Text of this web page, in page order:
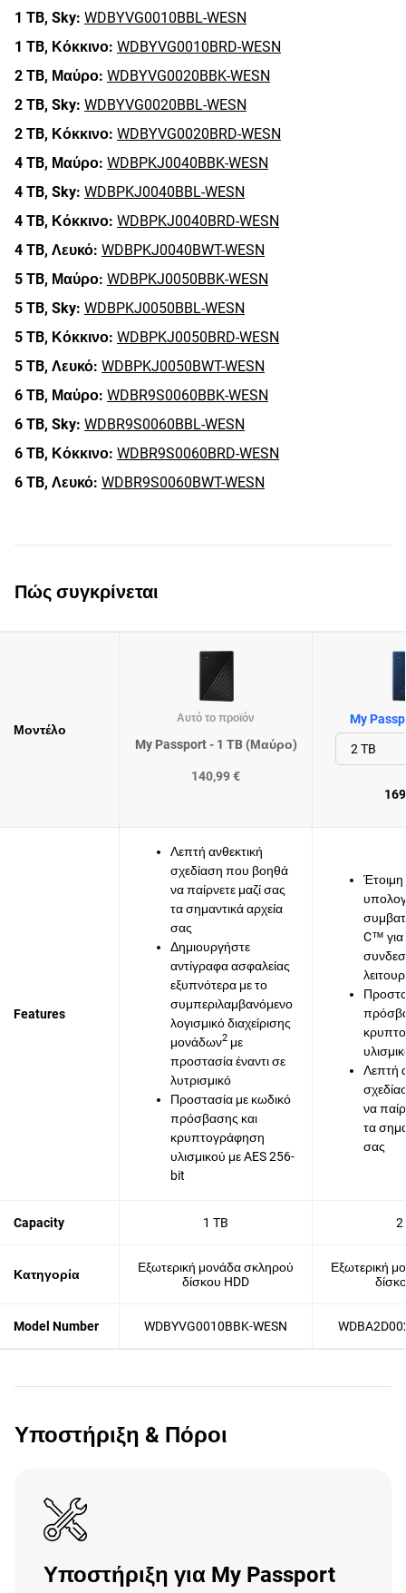
1 TB, Sky: WDBYVG0010BBL-WESN
1 TB, Κόκκινο: WDBYVG0010BRD-WESN
2 TB, Μαύρο: WDBYVG0020BBK-WESN
2 TB, Sky: WDBYVG0020BBL-WESN
2 TB, Κόκκινο: WDBYVG0020BRD-WESN
4 TB, Μαύρο: WDBPKJ0040BBK-WESN
4 TB, Sky: WDBPKJ0040BBL-WESN
4 TB, Κόκκινο: WDBPKJ0040BRD-WESN
4 TB, Λευκό: WDBPKJ0040BWT-WESN
5 TB, Μαύρο: WDBPKJ0050BBK-WESN
5 TB, Sky: WDBPKJ0050BBL-WESN
5 TB, Κόκκινο: WDBPKJ0050BRD-WESN
5 TB, Λευκό: WDBPKJ0050BWT-WESN
6 TB, Μαύρο: WDBR9S0060BBK-WESN
6 TB, Sky: WDBR9S0060BBL-WESN
6 TB, Κόκκινο: WDBR9S0060BRD-WESN
6 TB, Λευκό: WDBR9S0060BWT-WESN
Πώς συγκρίνεται
Μοντέλο
Αυτό το προϊόν
My Passport - 1 TB (Μαύρο)
140,99 €
My
Features
Λεπτή ανθεκτική
σχεδίαση που βοηθά
να παίρνετε μαζί σας
τα σημαντικά αρχεία
σας
Δημιουργήστε
αντίγραφα ασφαλείας
εξυπνότερα με το
συμπεριλαμβανόμενο
λογισμικό διαχείρισης
μονάδων2 με
προστασία έναντι σε
λυτρισμικό
Προστασία με κωδικό
πρόσβασης και
κρυπτογράφηση
υλισμικού με AES 256-
bit
Έτοιμη
C™ για
Λεπτή
να
τα
σας
Capacity 1 TB 2
Κατηγορία
Εξωτερική μονάδα σκληρού
δίσκου HDD
Εξωτερική
Model Number WDBYVG0010BBK-WESN
Υποστήριξη & Πόροι
Υποστήριξη για My Passport